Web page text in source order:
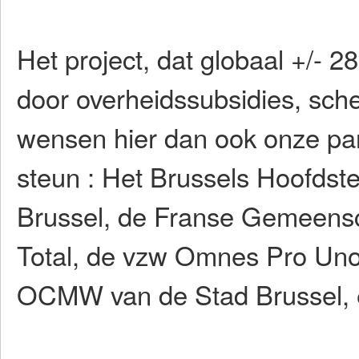
Het project, dat globaal +/-
door overheidssubsidies,
wensen hier dan ook onze
steun : Het Brussels
Brussel, de Franse
Total, de vzw Omnes Pro
OCMW van de Stad